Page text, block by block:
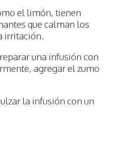
el limón, tienen
que calman los
irritación.
una infusión con
agregar el zumo
la infusión con un